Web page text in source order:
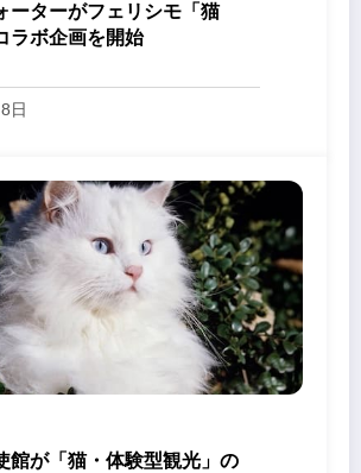
ーターがフェリシモ「猫
ラボ企画を開始
日
館が「猫・体験型観光」の